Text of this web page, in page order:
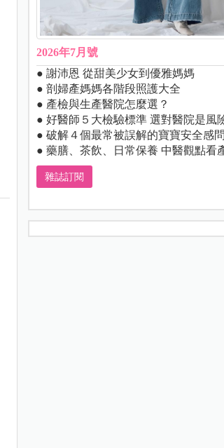
2026年7月號
● 謝沛恩 從甜美少女到優雅媽媽
● 剖婦產媽媽各階段照護大全
● 產檢與生產醫院怎麼選？
● 好醫師５大檢驗標準 選對醫院是風
● 破解４個最常被誤解的寶寶安全感
● 藥膳、茶飲、日常保養 中醫觀點看
雜誌訂閱